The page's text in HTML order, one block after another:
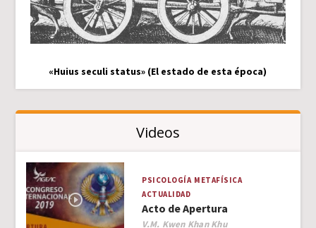
«Huius seculi status» (El estado de esta época)
Videos
PSICOLOGÍA METAFÍSICA
ACTUALIDAD
Acto de Apertura
Author
V.M. Kwen Khan Khu